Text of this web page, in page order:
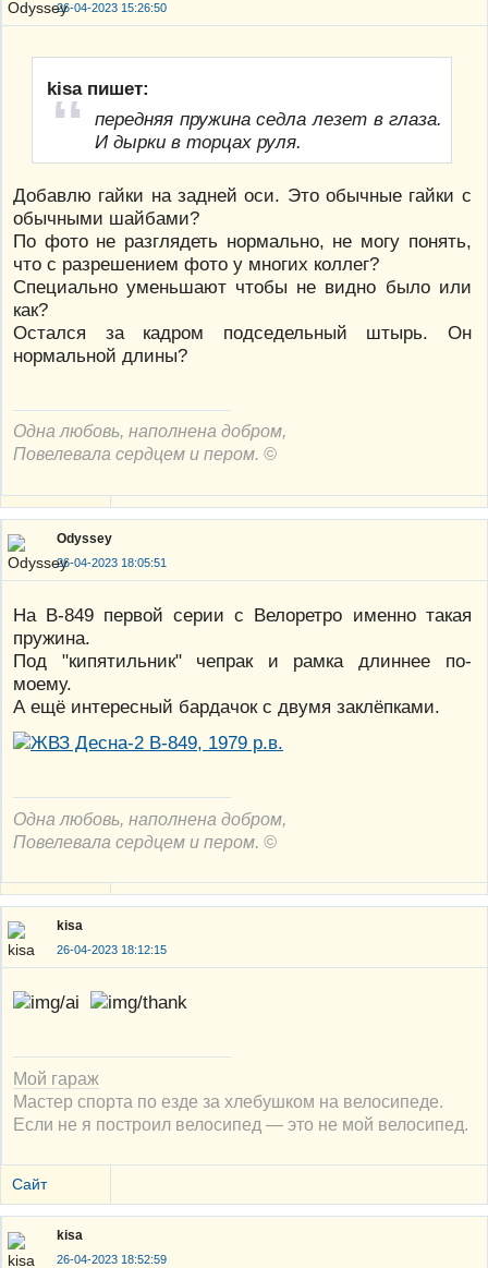
26-04-2023 15:26:50
kisa пишет:
передняя пружина седла лезет в глаза.
И дырки в торцах руля.
Добавлю гайки на задней оси. Это обычные гайки с
обычными шайбами?
По фото не разглядеть нормально, не могу понять,
что с разрешением фото у многих коллег?
Специально уменьшают чтобы не видно было или
как?
Остался за кадром подседельный штырь. Он
нормальной длины?
Одна любовь, наполнена добром,
Повелевала сердцем и пером. ©
Odyssey
26-04-2023 18:05:51
На В-849 первой серии с Велоретро именно такая
пружина.
Под "кипятильник" чепрак и рамка длиннее по-
моему.
А ещё интересный бардачок с двумя заклёпками.
Одна любовь, наполнена добром,
Повелевала сердцем и пером. ©
kisa
26-04-2023 18:12:15
Мой гараж
Мастер спорта по езде за хлебушком на велосипеде.
Если не я построил велосипед — это не мой велосипед.
Сайт
kisa
26-04-2023 18:52:59